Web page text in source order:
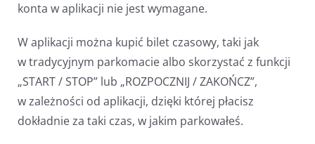
konta w aplikacji nie jest wymagane.
W aplikacji można kupić bilet czasowy, taki jak
w tradycyjnym parkomacie albo skorzystać z funkcji
„START / STOP” lub „ROZPOCZNIJ / ZAKOŃCZ”,
w zależności od aplikacji, dzięki której płacisz
dokładnie za taki czas, w jakim parkowałeś.